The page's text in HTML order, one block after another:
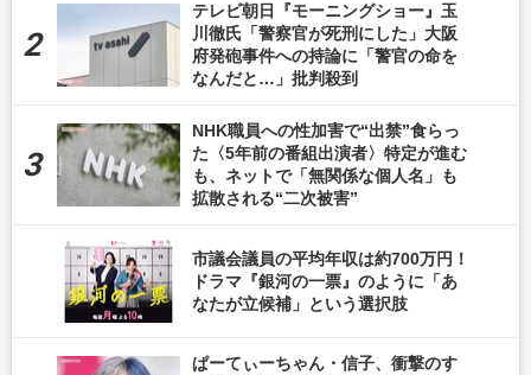
テレビ朝日『モーニングショー』玉
川徹氏「警察官が死刑にした」大阪
府発砲事件への持論に「警官の命を
なんだと…」批判殺到
NHK職員への性加害で“出禁”食らっ
た〈5年前の番組出演者〉特定が進む
も、ネットで「無関係な個人名」も
拡散される“二次被害”
市議会議員の平均年収は約700万円！
ドラマ『銀河の一票』のように「あ
なたが立候補」という選択肢
ぱーてぃーちゃん・信子、衝撃のす